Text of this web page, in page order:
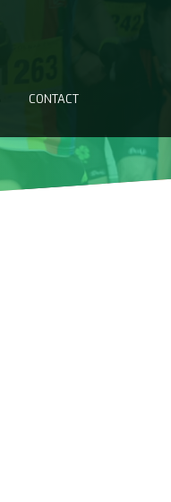
CONTACT